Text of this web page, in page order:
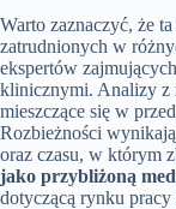
Warto zaznaczyć, że
zatrudnionych w
ekspertów
klinicznymi. Analizy z
mieszczące się w
Rozbieżności
oraz czasu, w którym
jako przybliżoną
dotyczącą rynku